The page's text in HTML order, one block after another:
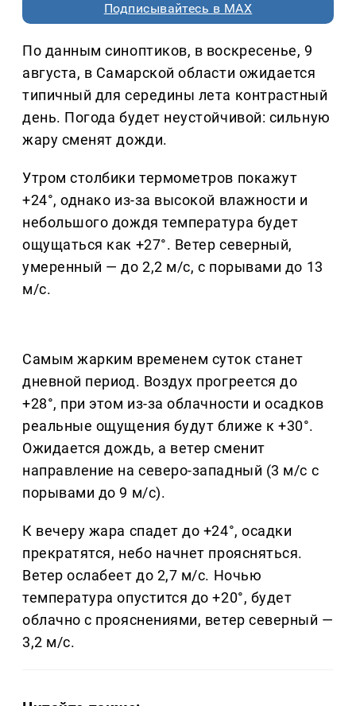
Подписывайтесь в MAX
По данным синоптиков, в воскресенье, 9
августа, в Самарской области ожидается
типичный для середины лета контрастный
день. Погода будет неустойчивой: сильную
жару сменят дожди.
Утром столбики термометров покажут
+24°, однако из-за высокой влажности и
небольшого дождя температура будет
ощущаться как +27°. Ветер северный,
умеренный — до 2,2 м/с, с порывами до 13
м/с.
Самым жарким временем суток станет
дневной период. Воздух прогреется до
+28°, при этом из-за облачности и осадков
реальные ощущения будут ближе к +30°.
Ожидается дождь, а ветер сменит
направление на северо-западный (3 м/с с
порывами до 9 м/с).
К вечеру жара спадет до +24°, осадки
прекратятся, небо начнет проясняться.
Ветер ослабеет до 2,7 м/с. Ночью
температура опустится до +20°, будет
облачно с прояснениями, ветер северный —
3,2 м/с.